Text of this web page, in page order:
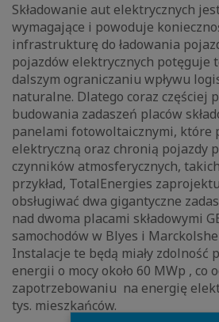
Składowanie aut elektrycznych
wymagające i powoduje
infrastrukturę do ładowania
pojazdów elektrycznych potęguje
dalszym ograniczaniu wpływu
naturalne. Dlatego coraz częściej
budowania zadaszeń placów
panelami fotowoltaicznymi, które
elektryczną oraz chronią pojazdy
czynników atmosferycznych,
przykład, TotalEnergies
obsługiwać dwa gigantyczne
nad dwoma placami składowymi
samochodów w Blyes i
Instalacje te będą miały zdolność
energii o mocy około 60 MWp , co
zapotrzebowaniu na energię
tys. mieszkańców.